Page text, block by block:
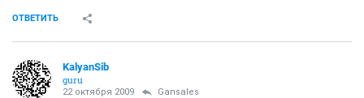
ОТВЕТИТЬ
KalyanSib
guru
22 октября 2009 Gansales